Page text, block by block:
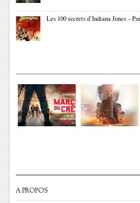
Les 100 secrets d’Indiana Jones –
A PROPOS